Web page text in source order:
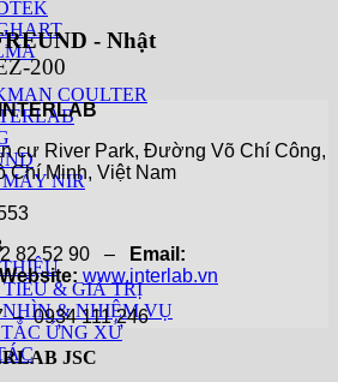
COULTER
NIR
TIÊU & GIÁ TRỊ
& NHIỆM VỤ
ỨNG XỬ
- Nhật
200
cư River Park, Đường Võ Chí Công,
Chí Minh, Việt Nam
82 52 90 –
Email:
Website: www.interlab.vn
– 0934 111 246
JSC